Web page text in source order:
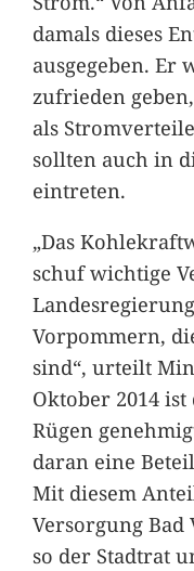
damals dieses
ausgegeben. Er
zufrieden
als
sollten auch in
eintreten.
„Das
schuf wichtige
Vorpommern,
sind“, urteilt
Oktober 2014
Rügen
daran eine
Mit diesem
Versorgung
so der Stadtrat